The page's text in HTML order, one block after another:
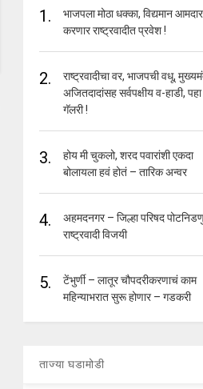
1.
भाजपला मोठा धक्का, विद्यमान आमदार
करणार राष्ट्रवादीत प्रवेश !
2.
राष्ट्रवादीचा वर, भाजपची वधू,
अजितदादांसह सर्वपक्षीय व-हाडी,
गॅलरी !
3.
होय मी चुकलो, शरद पवारांशी एकदा
बोलायला हवं होतं – तारिक अन्वर
4.
अहमदनगर – जिल्हा परिषद
राष्ट्रवादी विजयी
5.
टेंभुर्णी – लातूर चौपदरीकरणाचं काम
महिन्याभरात सुरू होणार – गडकरी
ताज्या घडामोडी